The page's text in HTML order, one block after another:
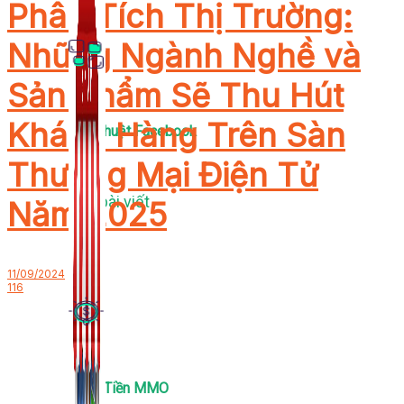
Thủ Thuật Facebook
536 bài viết
Kiếm Tiền MMO
Phân Tích Thị Trường:
Những Ngành Nghề và
Sản Phẩm Sẽ Thu Hút
Khách Hàng Trên Sàn
Thương Mại Điện Tử
Năm 2025
11/09/2024
116